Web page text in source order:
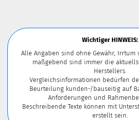
Wichtiger HINWEIS:
Alle Angaben sind ohne Gewähr, Irrtum
maßgebend sind immer die
Herstellers.
Vergleichsinformationen bedürfen
Beurteilung kunden-/bauseitig auf
Anforderungen und
Beschreibende Texte können mit
erstellt sein.